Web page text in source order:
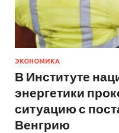
ЭКОНОМИКА
В Институте
энергетики
ситуацию с
Венгрию